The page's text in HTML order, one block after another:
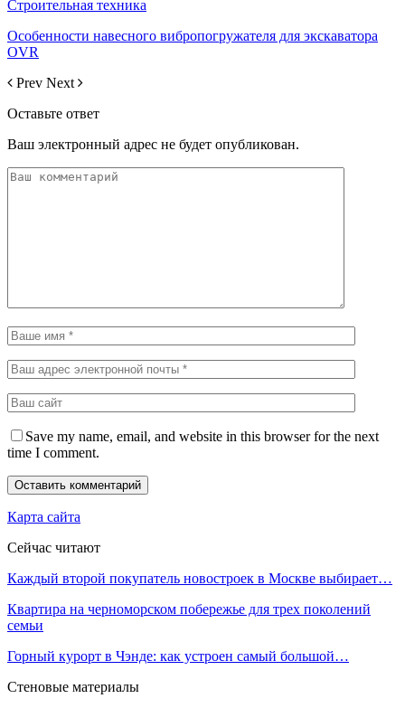
Строительная техника
Особенности навесного вибропогружателя для экскаватора
OVR
Prev Next
Оставьте ответ
Ваш электронный адрес не будет опубликован.
Save my name, email, and website in this browser for the next
time I comment.
Карта сайта
Сейчас читают
Каждый второй покупатель новостроек в Москве выбирает…
Квартира на черноморском побережье для трех поколений
семьи
Горный курорт в Чэнде: как устроен самый большой…
Стеновые материалы